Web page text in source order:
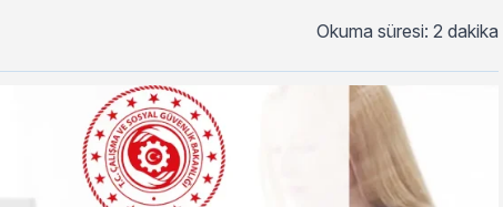
Okuma süresi: 2 dakika